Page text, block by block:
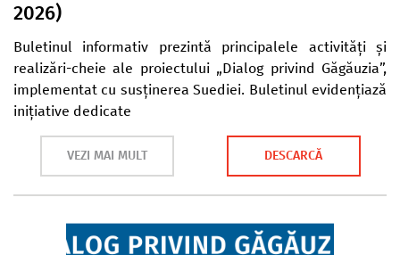
2026)
Buletinul informativ prezintă principalele activități și
realizări-cheie ale proiectului „Dialog privind Găgăuzia”,
implementat cu susținerea Suediei. Buletinul evidențiază
inițiative dedicate
VEZI MAI MULT DESCARCĂ